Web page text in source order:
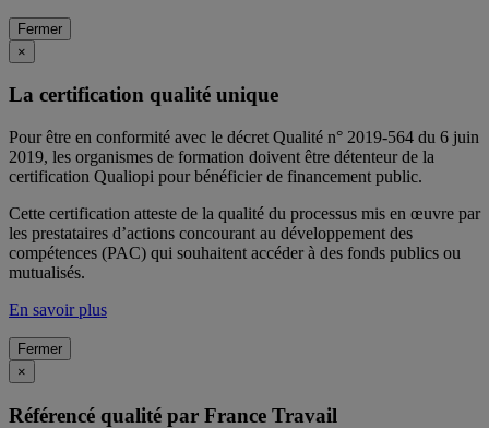
Fermer
×
La certification qualité unique
Pour être en conformité avec le décret Qualité n° 2019-564 du 6 juin
2019, les organismes de formation doivent être détenteur de la
certification Qualiopi pour bénéficier de financement public.
Cette certification atteste de la qualité du processus mis en œuvre par
les prestataires d’actions concourant au développement des
compétences (PAC) qui souhaitent accéder à des fonds publics ou
mutualisés.
En savoir plus
Fermer
×
Référencé qualité par France Travail